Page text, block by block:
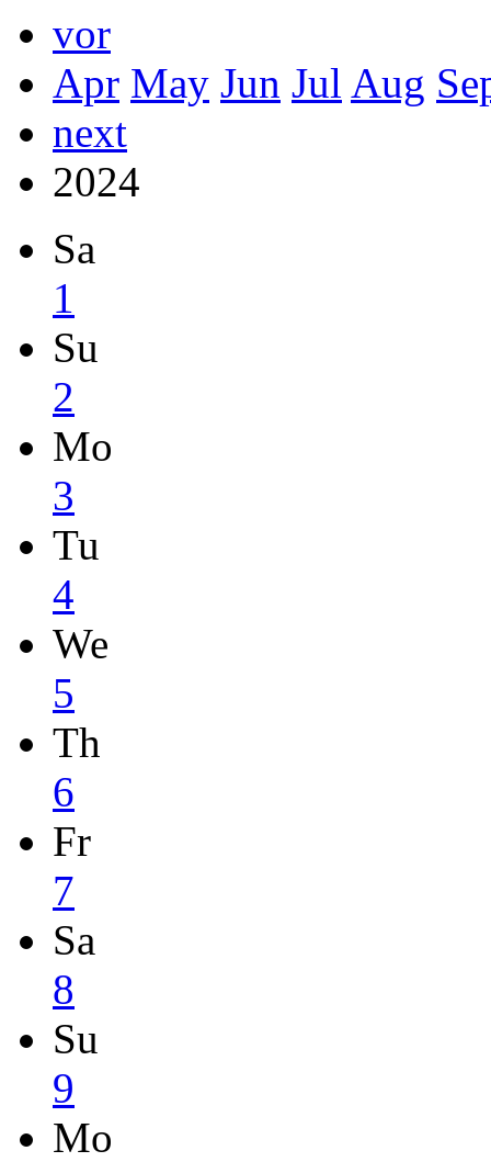
vor
Apr May Jun Jul Aug
next
2024
Sa
1
Su
2
Mo
3
Tu
4
We
5
Th
6
Fr
7
Sa
8
Su
9
Mo